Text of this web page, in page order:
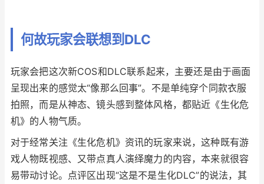
何故玩家会联想到DLC
玩家会把这次新COS和DLC联系起来，主要还是由于画面
呈现出来的感觉太“像那么回事”。不是单纯穿个同款衣服
拍照，而是从神态、镜头感到整体风格，都贴近《生化危
机》的人物气质。
对于经常关注《生化危机》资讯的玩家来说，这种既有游
戏人物既视感、又带点真人演绎魔力的内容，本来就很容
易带动讨论。点评区出现“这是不是生化DLC”的说法，其